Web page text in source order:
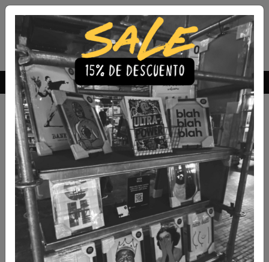
Envío Gratis a todo Chile comprando 3 o más productos